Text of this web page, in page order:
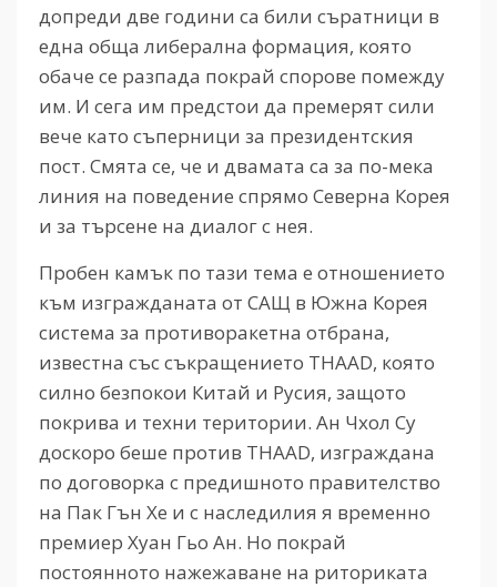
допреди две години са били съратници в
една обща либерална формация, която
обаче се разпада покрай спорове помежду
им. И сега им предстои да премерят сили
вече като съперници за президентския
пост. Смята се, че и двамата са за по-мека
линия на поведение спрямо Северна Корея
и за търсене на диалог с нея.
Пробен камък по тази тема е отношението
към изгражданата от САЩ в Южна Корея
система за противоракетна отбрана,
известна със съкращението THAAD, която
силно безпокои Китай и Русия, защото
покрива и техни територии. Ан Чхол Су
доскоро беше против THAAD, изграждана
по договорка с предишното правителство
на Пак Гън Хе и с наследилия я временно
премиер Хуан Гьо Ан. Но покрай
постоянното нажежаване на риториката